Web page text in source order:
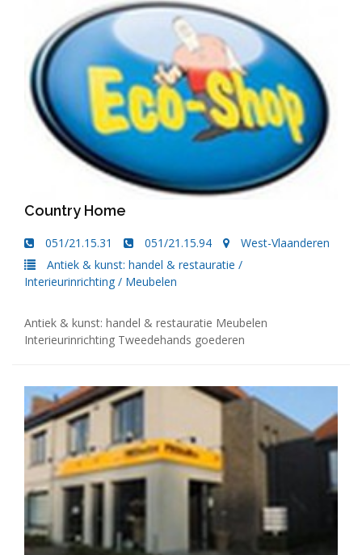
Country Home
051/21.15.31 051/21.15.94
West-Vlaanderen
Antiek & kunst: handel & restauratie /
Interieurinrichting / Meubelen
Antiek & kunst: handel & restauratie Meubelen
Interieurinrichting Tweedehands goederen